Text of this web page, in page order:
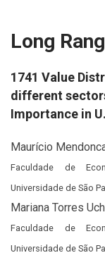
Long
1741 Value
different
Importance in
Maurício
Faculdade de
Universidade de São
Mariana Torres
Faculdade de
Universidade de São